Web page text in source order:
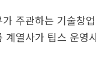
주관하는 기술창
계열사가 팁스 운영